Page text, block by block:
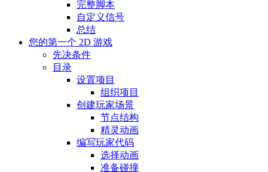
完整脚本
自定义信号
总结
您的第一个 2D 游戏
先决条件
目录
设置项目
组织项目
创建玩家场景
节点结构
精灵动画
编写玩家代码
选择动画
准备碰撞